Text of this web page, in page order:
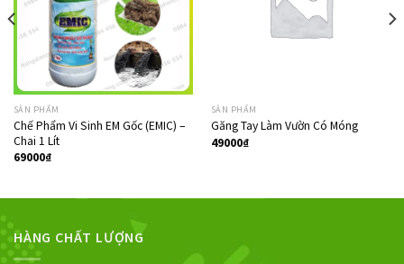
SẢN PHẨM
Chế Phẩm Vi Sinh EM Gốc (EMIC) –
Chai 1 Lít
69000₫
SẢN PHẨM
Găng Tay Làm Vườn Có Móng
49000₫
HÀNG CHẤT LƯỢNG